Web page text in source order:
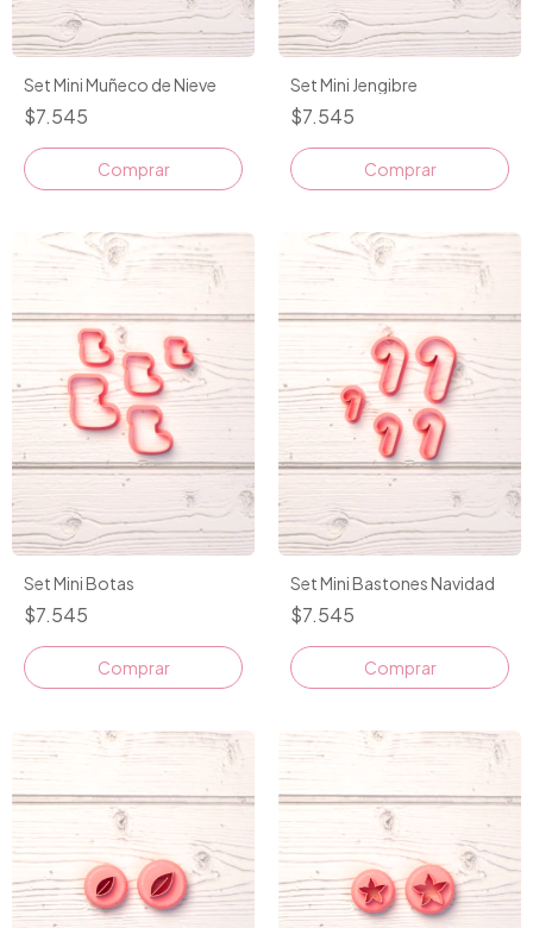
Set Mini Muñeco de Nieve
$7.545
Set Mini Jengibre
$7.545
Set Mini Botas
$7.545
Set Mini Bastones Navidad
$7.545